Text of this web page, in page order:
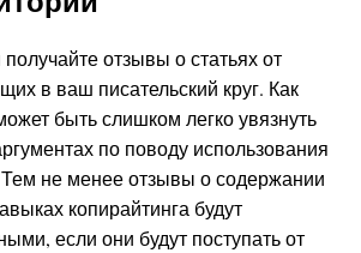
отзывы о статьях от
в ваш писательский круг. Как
быть слишком легко увязнуть
по поводу использования
Тем не менее отзывы о содержании
копирайтинга будут
если они будут поступать от